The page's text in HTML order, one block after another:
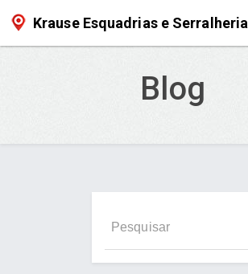
Krause Esquadrias e Serralheria
Blog